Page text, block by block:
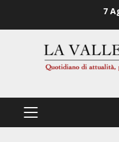
7
PRIMÄRES